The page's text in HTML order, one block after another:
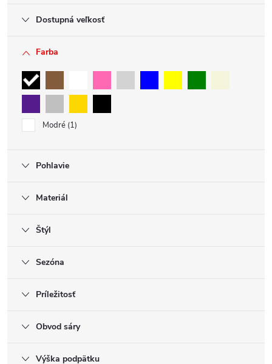
Dostupná veľkosť
Farba
Modré 1
Pohlavie
Materiál
Štýl
Sezóna
Príležitosť
Obvod sáry
Výška podpätku